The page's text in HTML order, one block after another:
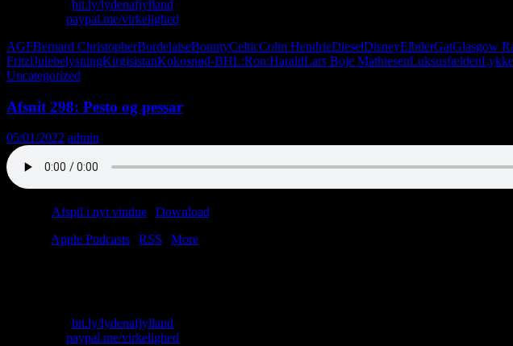
bit.ly/lydenafjylland
paypal.me/virkelighed
AGFBernard ChristopherBordelaiseBountyCelticColin HendrieDieselDisneyElbilerGatGlasgow
FritzlJulebelysningKirgisistanKokosnød-BHL:Ron:HaraldLars Boje MathiesenLuksusfælden
Uncategorized
Afsnit 298: Pesto og pessar
05/01/2022 admin
Afspil i nyt vindue Download
Apple Podcasts RSS
More
bit.ly/lydenafjylland
paypal.me/virkelighed